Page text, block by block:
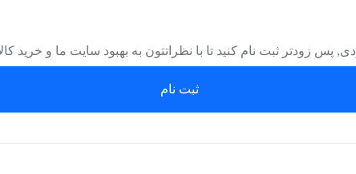
پس زودتر ثبت نام کنید تا با نظراتتون به بهبود سایت ما و خرید
ثبت نام